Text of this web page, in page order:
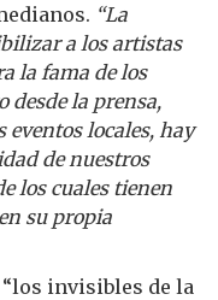
“La
a los artistas
la fama de los
desde la prensa,
eventos locales, hay
de nuestros
los cuales tienen
su propia
invisibles de la